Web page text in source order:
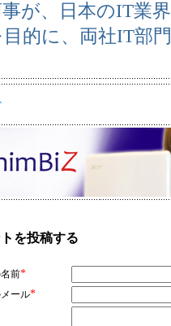
が、日本のIT業
目的に、両社IT部
を投稿する
前*
ール*